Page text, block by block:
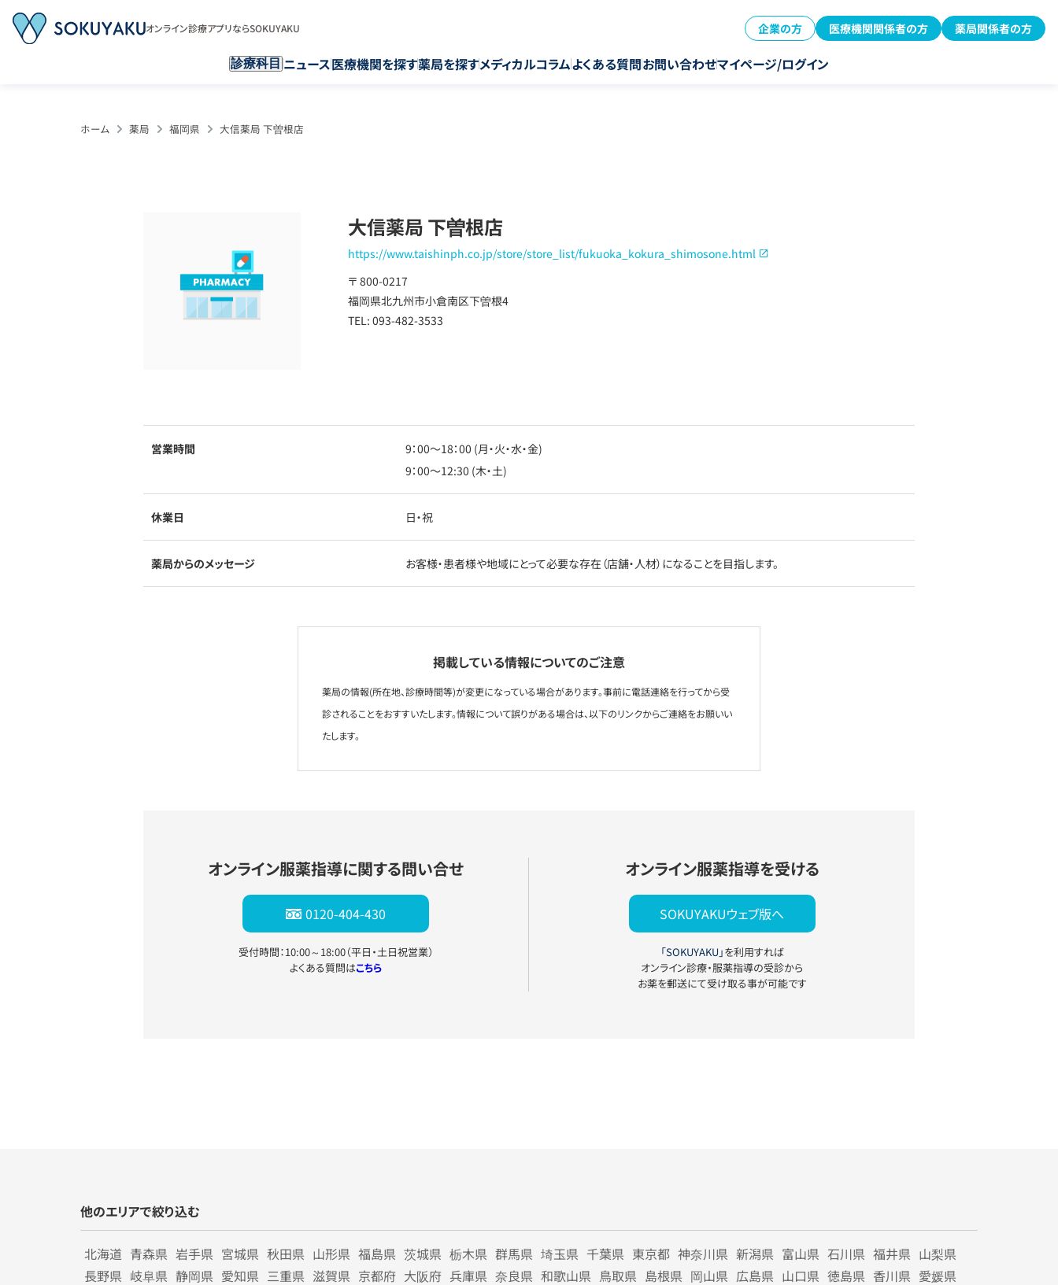
オンライン診療アプリならSOKUYAKU 企業の方 医療機関関係者の方 薬局関係者の方
診療科目 ニュース医療機関を探す薬局を探すメディカルコラムよくある質問お問い合わせマイページ/ログイン
ホーム 薬局 福岡県 大信薬局 下曽根店
大信薬局 下曽根店
https://www.taishinph.co.jp/store/store_list/fukuoka_kokura_shimosone.html
〒 800-0217
福岡県北九州市小倉南区下曽根4
TEL: 093-482-3533
営業時間
9：00〜18：00 (月・火・水・金)
9：00〜12:30 (木・土)
休業日 日・祝
薬局からのメッセージ お客様・患者様や地域にとって必要な存在（店舗・人材）になることを目指します。
掲載している情報についてのご注意
薬局の情報(所在地、診療時間等)が変更になっている場合があります。事前に電話連絡を行ってから受
診されることをおすすいたします。情報について誤りがある場合は、以下のリンクからご連絡をお願いい
たします。
オンライン服薬指導に関する問い合せ
0120-404-430
受付時間：10:00～18:00（平日・土日祝営業）
よくある質問はこちら
オンライン服薬指導を受ける
SOKUYAKUウェブ版へ
「SOKUYAKU」を利用すれば
オンライン診療・服薬指導の受診から
お薬を郵送にて受け取る事が可能です
他のエリアで絞り込む
北海道 青森県 岩手県 宮城県 秋田県 山形県 福島県 茨城県 栃木県 群馬県 埼玉県 千葉県 東京都 神奈川県 新潟県 富山県 石川県 福井県 山梨県
長野県 岐阜県 静岡県 愛知県 三重県 滋賀県 京都府 大阪府 兵庫県 奈良県 和歌山県 鳥取県 島根県 岡山県 広島県 山口県 徳島県 香川県 愛媛県